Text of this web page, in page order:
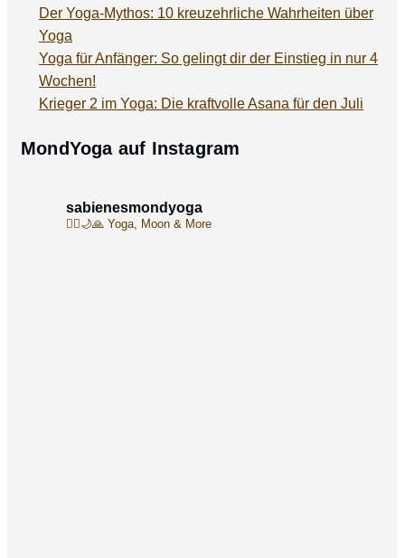
Der Yoga-Mythos: 10 kreuzehrliche Wahrheiten über
Yoga
Yoga für Anfänger: So gelingt dir der Einstieg in nur 4
Wochen!
Krieger 2 im Yoga: Die kraftvolle Asana für den Juli
MondYoga auf Instagram
sabienesmondyoga
🧘‍♀️🌙🙏 Yoga, Moon & More